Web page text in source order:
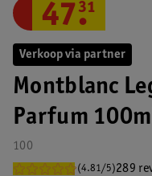
Verkoop via partner
Montblanc
Parfum
100
(4.81/5)289
47.
31